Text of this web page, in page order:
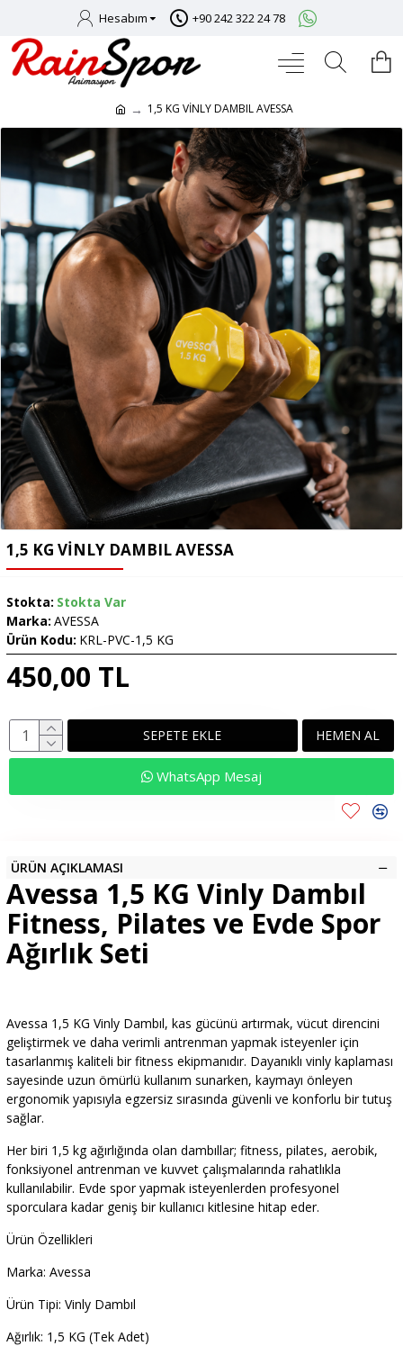
Hesabım +90 242 322 24 78
1,5 KG VİNLY DAMBIL AVESSA
1,5 KG VİNLY DAMBIL AVESSA
450,00 TL
Stokta: Stokta Var
Marka: AVESSA
Ürün Kodu: KRL-PVC-1,5 KG
SEPETE EKLE HEMEN AL
WhatsApp Mesaj
ÜRÜN AÇIKLAMASI
Avessa 1,5 KG Vinly Dambıl
Fitness, Pilates ve Evde Spor
Ağırlık Seti
Avessa 1,5 KG Vinly Dambıl, kas gücünü artırmak, vücut direncini
geliştirmek ve daha verimli antrenman yapmak isteyenler için
tasarlanmış kaliteli bir fitness ekipmanıdır. Dayanıklı vinly kaplaması
sayesinde uzun ömürlü kullanım sunarken, kaymayı önleyen
ergonomik yapısıyla egzersiz sırasında güvenli ve konforlu bir tutuş
sağlar.
Her biri 1,5 kg ağırlığında olan dambıllar; fitness, pilates, aerobik,
fonksiyonel antrenman ve kuvvet çalışmalarında rahatlıkla
kullanılabilir. Evde spor yapmak isteyenlerden profesyonel
sporculara kadar geniş bir kullanıcı kitlesine hitap eder.
Ürün Özellikleri
Marka: Avessa
Ürün Tipi: Vinly Dambıl
Ağırlık: 1,5 KG (Tek Adet)